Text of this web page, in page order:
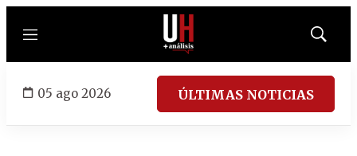
Menú
Mostrar
05 ago 2026 ÚLTIMAS NOTICIAS